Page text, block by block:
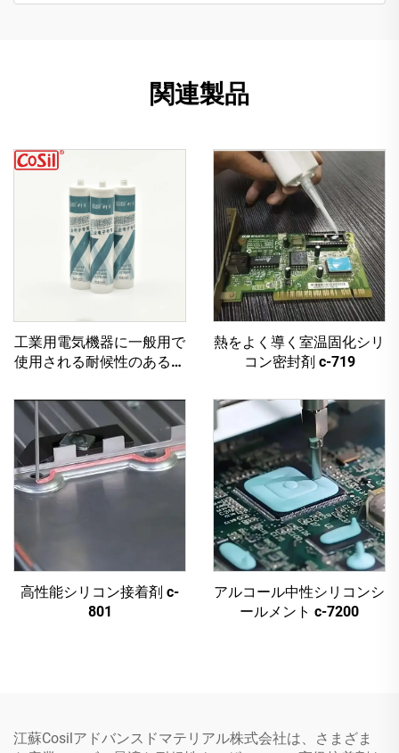
関連製品
工業用電気機器に一般用で
使用される耐候性のあるア
接着剤
熱をよく導く室温固化シリ
コン密封剤 c-719
高性能シリコン接着剤 c-
801
アルコール中性シリコンシ
ールメント c-7200
江蘇Cosilアドバンスドマテリアル株式会社は、さまざま